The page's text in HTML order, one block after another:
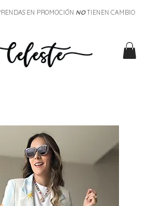
EN PROMOCIÓN NOTIENEN CAMBIO